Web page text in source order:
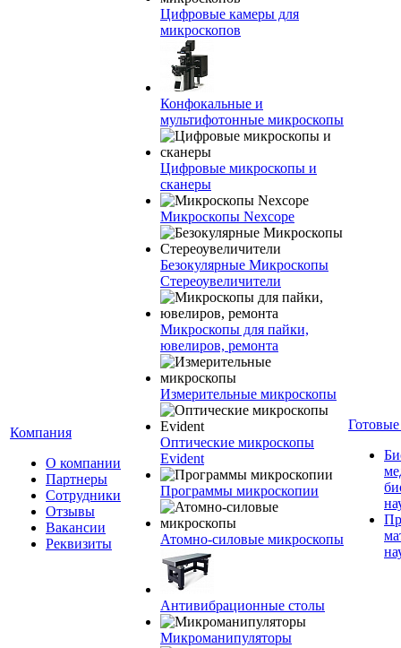
Компания
О компании
Партнеры
Сотрудники
Отзывы
Вакансии
Реквизиты
Цифровые камеры для
микроскопов
Конфокальные и
мультифотонные микроскопы
Цифровые микроскопы и
сканеры
Микроскопы Nexcope
Безокулярные Микроскопы
Стереоувеличители
Микроскопы для пайки,
ювелиров, ремонта
Измерительные микроскопы
Оптические микроскопы
Evident
Программы микроскопии
Атомно-силовые микроскопы
Антивибрационные столы
Микроманипуляторы